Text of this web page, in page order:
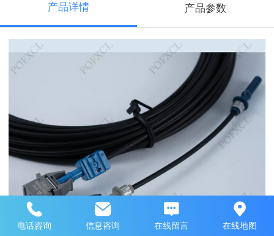
产品详情 产品参数
电话咨询 信息咨询 在线留言 在线地图